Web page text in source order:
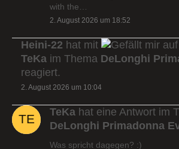
with the…
2. August 2026 um 18:52
Heini-22 hat mit
TeKa im Thema DeLonghi
reagiert.
2. August 2026 um 10:04
TeKa hat eine Antwort im
DeLonghi Primadonna
Was spricht dagegen? :)